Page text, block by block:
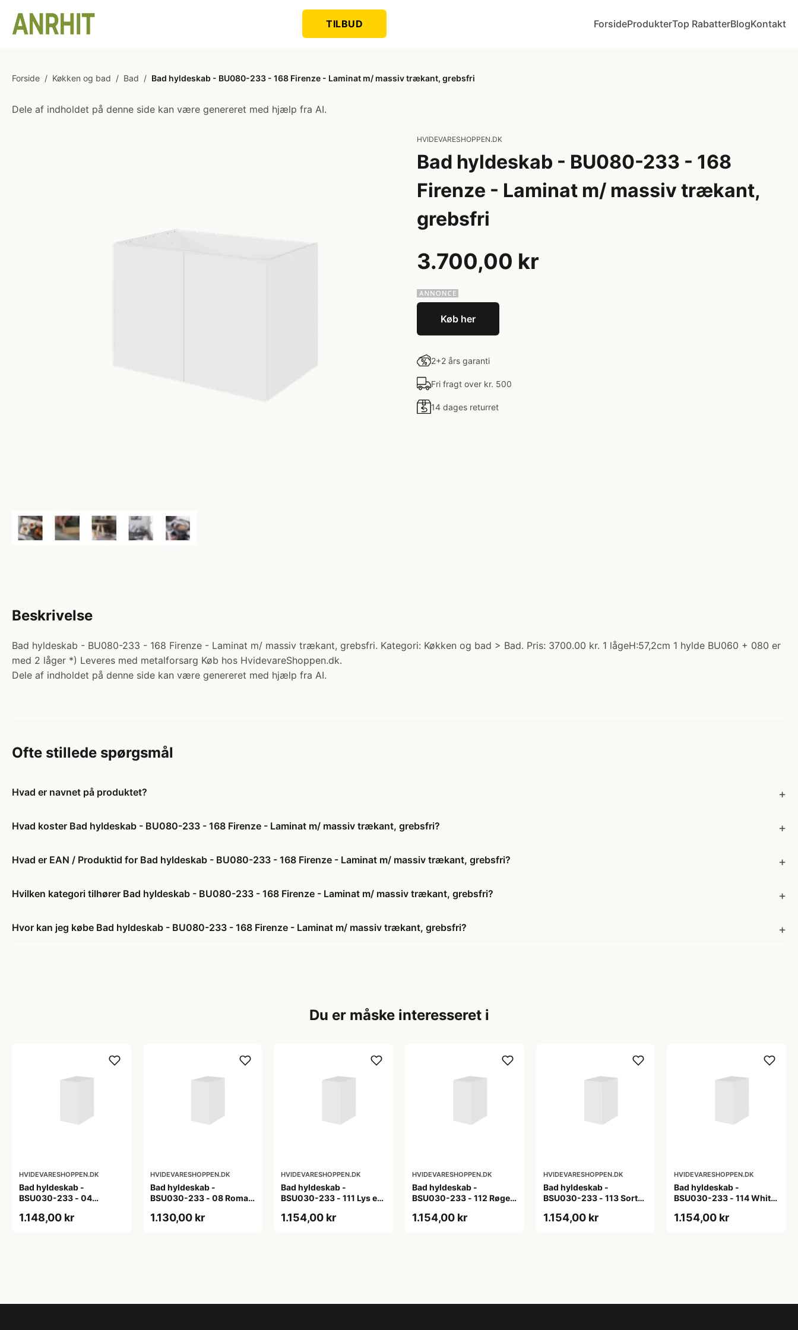
TILBUD ForsideProdukterTop RabatterBlogKontakt
Forside / Køkken og bad / Bad / Bad hyldeskab - BU080-233 - 168 Firenze - Laminat m/ massiv trækant, grebsfri
Dele af indholdet på denne side kan være genereret med hjælp fra AI.
HVIDEVARESHOPPEN.DK
Bad hyldeskab - BU080-233 - 168
Firenze - Laminat m/ massiv trækant,
grebsfri
3.700,00 kr
Køb her
2+2 års garanti
Fri fragt over kr. 500
14 dages returret
Beskrivelse
Bad hyldeskab - BU080-233 - 168 Firenze - Laminat m/ massiv trækant, grebsfri. Kategori: Køkken og bad > Bad. Pris: 3700.00 kr. 1 lågeH:57,2cm 1 hylde BU060 + 080 er
med 2 låger *) Leveres med metalforsarg Køb hos HvidevareShoppen.dk.
Dele af indholdet på denne side kan være genereret med hjælp fra AI.
Ofte stillede spørgsmål
Hvad er navnet på produktet?
Hvad koster Bad hyldeskab - BU080-233 - 168 Firenze - Laminat m/ massiv trækant, grebsfri?
Hvad er EAN / Produktid for Bad hyldeskab - BU080-233 - 168 Firenze - Laminat m/ massiv trækant, grebsfri?
Hvilken kategori tilhører Bad hyldeskab - BU080-233 - 168 Firenze - Laminat m/ massiv trækant, grebsfri?
Hvor kan jeg købe Bad hyldeskab - BU080-233 - 168 Firenze - Laminat m/ massiv trækant, grebsfri?
Du er måske interesseret i
HVIDEVARESHOPPEN.DK
Bad hyldeskab -
BSU030-233 - 04
1.148,00 kr
HVIDEVARESHOPPEN.DK
Bad hyldeskab -
BSU030-233 - 08 Roma -
1.130,00 kr
HVIDEVARESHOPPEN.DK
Bad hyldeskab -
BSU030-233 - 111 Lys eg
1.154,00 kr
HVIDEVARESHOPPEN.DK
Bad hyldeskab -
BSU030-233 - 112 Røget
1.154,00 kr
HVIDEVARESHOPPEN.DK
Bad hyldeskab -
BSU030-233 - 113 Sort
1.154,00 kr
HVIDEVARESHOPPEN.DK
Bad hyldeskab -
BSU030-233 - 114 White
ABS-kant
1.154,00 kr